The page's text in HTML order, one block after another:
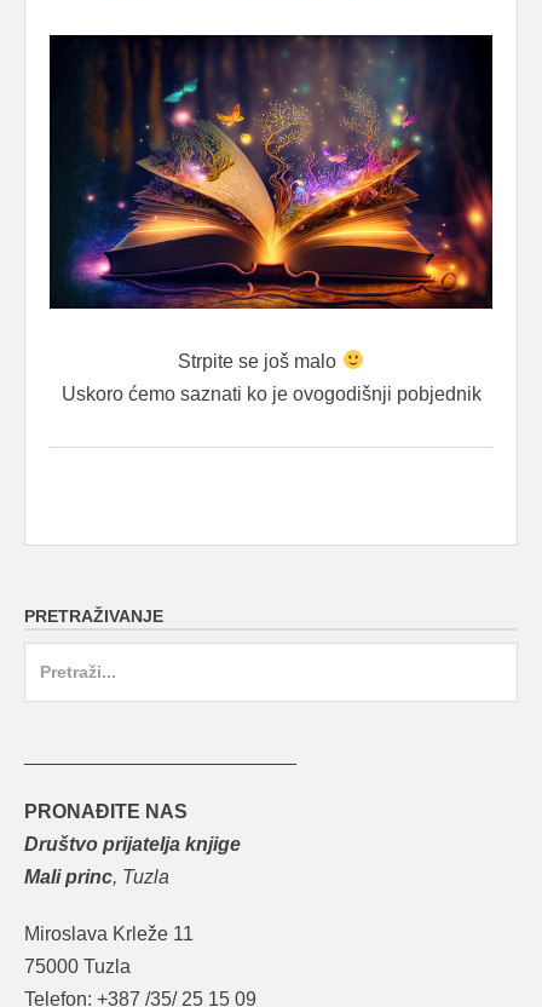
Strpite se još malo
Uskoro ćemo saznati ko je ovogodišnji pobjednik
PRETRAŽIVANJE
PRONAĐITE NAS
Društvo prijatelja knjige
Mali princ, Tuzla
Miroslava Krleže 11
75000 Tuzla
Telefon: +387 /35/ 25 15 09